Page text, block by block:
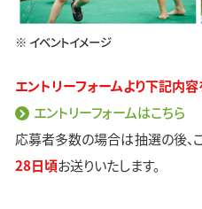
※ イベントイメージ
エントリーフォームより下記内
エントリーフォームはこちら
応募者多数の場合は抽選の後、
28日頃お送りいたします。